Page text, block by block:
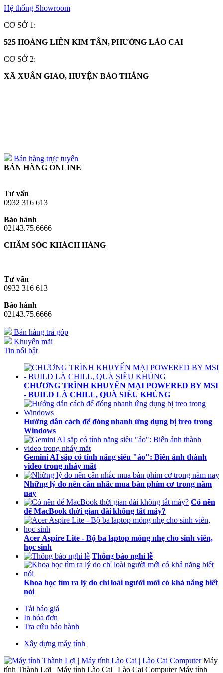
Hệ thống Showroom
CƠ SỞ 1:
525 HOÀNG LIÊN KIM TÂN, PHƯỜNG LÀO CAI
CƠ SỞ 2:
XÃ XUÂN GIAO, HUYỆN BẢO THẮNG
Bán hàng trực tuyến
BÁN HÀNG ONLINE
Tư vấn
0932 316 613
Bảo hành
02143.75.6666
CHĂM SÓC KHÁCH HÀNG
Tư vấn
0932 316 613
Bảo hành
02143.75.6666
Bán hàng trả góp
Khuyến mãi
Tin nổi bật
CHƯƠNG TRÌNH KHUYẾN MẠI POWERED BY MSI
- BUILD LÀ CHILL, QUÀ SIÊU KHỦNG
Hướng dẫn cách để đóng nhanh ứng dụng bị treo trong
Windows
Gemini AI sắp có tính năng siêu "ảo": Biến ảnh thành
video trong nháy mắt
Những lý do nên cân nhắc mua bàn phím cơ trong năm
nay
Có nên
để MacBook thời gian dài không tắt máy?
Acer Aspire Lite - Bộ ba laptop mỏng nhẹ cho sinh viên,
học sinh
Thông báo nghỉ lễ
Khoa học tìm ra lý do chỉ loài người mới có khả năng biết
nói
Tải báo giá
In hóa đơn
Tra cứu bảo hành
Xây dựng máy tính
Máy
tính Thành Lợi | Máy tính Lào Cai | Lào Cai Computer Máy tính